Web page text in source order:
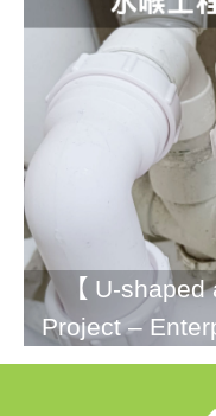
【 U-
Project –